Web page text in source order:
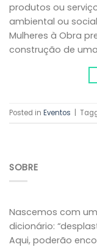
produtos ou
ambiental ou
Mulheres à Obra
construção de
Posted in Eventos
SOBRE
Nascemos com
dicionário:
Aqui, poderão